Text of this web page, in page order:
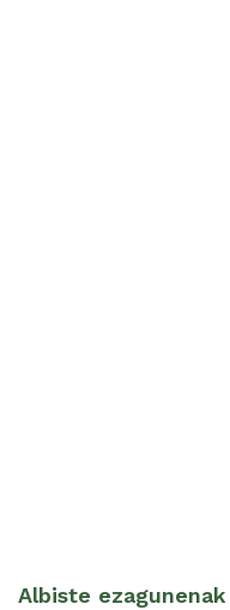
Albiste ezagunenak